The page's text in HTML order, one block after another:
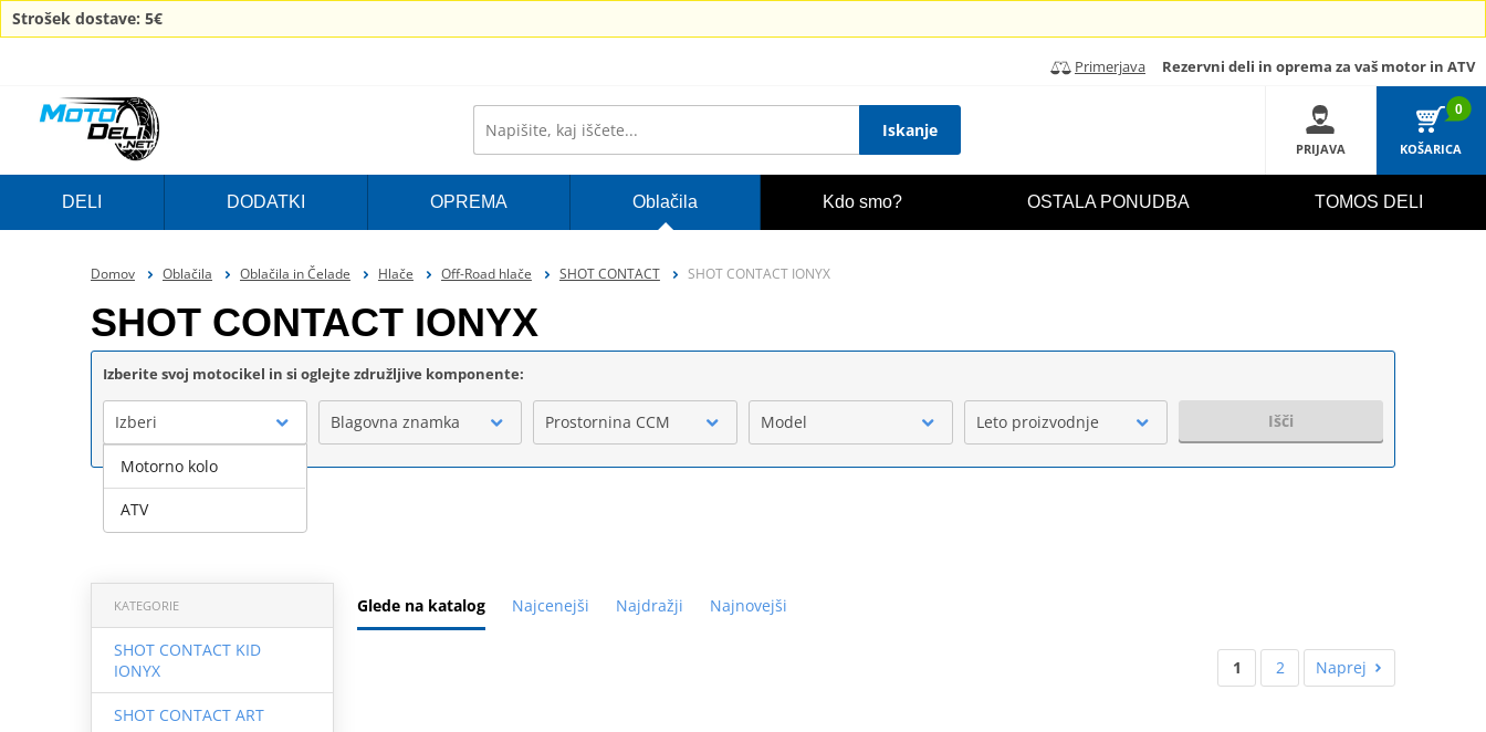
Strošek dostave: 5€
Primerjava Rezervni deli in oprema za vaš motor in ATV
Iskanje
PRIJAVA
0
KOŠARICA
DELI DODATKI OPREMA Oblačila Kdo smo? OSTALA PONUDBA TOMOS DELI
Domov Oblačila Oblačila in Čelade Hlače Off-Road hlače SHOT CONTACT SHOT CONTACT IONYX
SHOT CONTACT IONYX
Izberite svoj motocikel in si oglejte združljive komponente:
Izberi Blagovna znamka Prostornina CCM Model Leto proizvodnje Išči
Glede na katalog Najcenejši Najdražji Najnovejši
KATEGORIE
SHOT CONTACT KID
IONYX
SHOT CONTACT ART
1 2 Naprej
Motorno kolo
ATV